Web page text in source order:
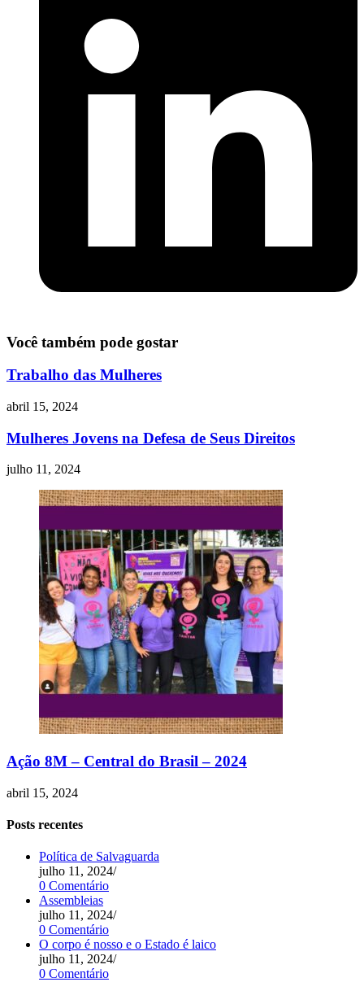
Você também pode gostar
Trabalho das Mulheres
abril 15, 2024
Mulheres Jovens na Defesa de Seus Direitos
julho 11, 2024
Ação 8M – Central do Brasil – 2024
abril 15, 2024
Posts recentes
Política de Salvaguarda
julho 11, 2024/
0 Comentário
Assembleias
julho 11, 2024/
0 Comentário
O corpo é nosso e o Estado é laico
julho 11, 2024/
0 Comentário